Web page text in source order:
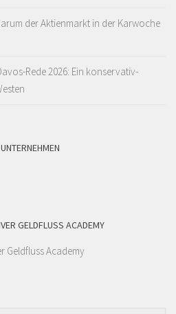
der Aktienmarkt in der Karwoche
Rede 2026: Ein konservativ-
GELDFLUSS ACADEMY